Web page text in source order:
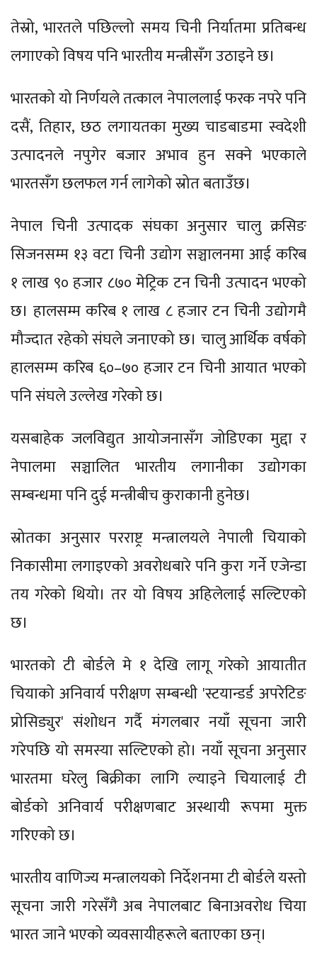
तेस्रो, भारतले पछिल्लो समय चिनी निर्यातमा प्रतिबन्ध
लगाएको विषय पनि भारतीय मन्त्रीसँग उठाइने छ।
भारतको यो निर्णयले तत्काल नेपाललाई फरक नपरे पनि
दसैं, तिहार, छठ लगायतका मुख्य चाडबाडमा स्वदेशी
उत्पादनले नपुगेर बजार अभाव हुन सक्ने भएकाले
भारतसँग छलफल गर्न लागेको स्रोत बताउँछ।
नेपाल चिनी उत्पादक संघका अनुसार चालु क्रसिङ
सिजनसम्म १३ वटा चिनी उद्योग सञ्चालनमा आई करिब
१ लाख ९० हजार ८७० मेट्रिक टन चिनी उत्पादन भएको
छ। हालसम्म करिब १ लाख ८ हजार टन चिनी उद्योगमै
मौज्दात रहेको संघले जनाएको छ। चालु आर्थिक वर्षको
हालसम्म करिब ६०–७० हजार टन चिनी आयात भएको
पनि संघले उल्लेख गरेको छ।
यसबाहेक जलविद्युत आयोजनासँग जोडिएका मुद्दा र
नेपालमा सञ्चालित भारतीय लगानीका उद्योगका
सम्बन्धमा पनि दुई मन्त्रीबीच कुराकानी हुनेछ।
स्रोतका अनुसार परराष्ट्र मन्त्रालयले नेपाली चियाको
निकासीमा लगाइएको अवरोधबारे पनि कुरा गर्ने एजेन्डा
तय गरेको थियो। तर यो विषय अहिलेलाई सल्टिएको
छ।
भारतको टी बोर्डले मे १ देखि लागू गरेको आयातीत
चियाको अनिवार्य परीक्षण सम्बन्धी 'स्टयान्डर्ड अपरेटिङ
प्रोसिड्युर' संशोधन गर्दै मंगलबार नयाँ सूचना जारी
गरेपछि यो समस्या सल्टिएको हो। नयाँ सूचना अनुसार
भारतमा घरेलु बिक्रीका लागि ल्याइने चियालाई टी
बोर्डको अनिवार्य परीक्षणबाट अस्थायी रूपमा मुक्त
गरिएको छ।
भारतीय वाणिज्य मन्त्रालयको निर्देशनमा टी बोर्डले यस्तो
सूचना जारी गरेसँगै अब नेपालबाट बिनाअवरोध चिया
भारत जाने भएको व्यवसायीहरूले बताएका छन्।